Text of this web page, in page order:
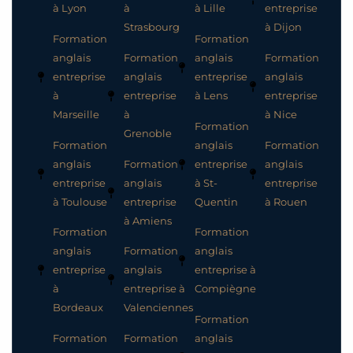
à Lyon
Formation
anglais
entreprise
à
Marseille
Formation
anglais
entreprise
à Toulouse
Formation
anglais
entreprise
à
Bordeaux
Formation
à
Strasbourg
Formation
anglais
entreprise
à
Grenoble
Formation
anglais
entreprise
à Amiens
Formation
anglais
entreprise à
Valenciennes
Formation
à Lille
Formation
anglais
entreprise
à Lens
Formation
anglais
entreprise
à St-
Quentin
Formation
anglais
entreprise à
Compiègne
Formation
anglais
entreprise
à Dijon
Formation
anglais
entreprise
à Nice
Formation
anglais
entreprise
à Rouen